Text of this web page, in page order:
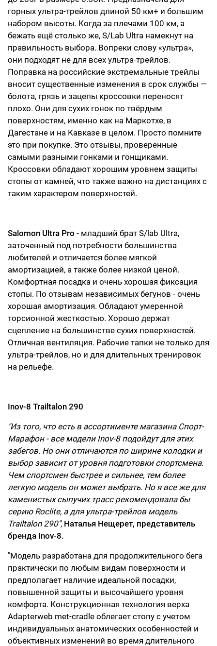
горных ультра-трейлов длиной 50 км+ и большим
набором высоты. Когда за плечами 100 км, а
бежать ещё столько же, S/Lab Ultra намекнут на
правильность выбора. Вопреки слову «ультра»,
они подходят не для всех ультра-трейлов.
Поправка на российские экстремальные трейлы
вносит существенные изменения в срок службы —
болота, грязь и зацепы кроссовки переносят
плохо. Они для сухих гонок по твёрдым
поверхностям, именно как на Маркотхе, в
Дагестане и на Кавказе в целом. Просто помните
это при покупке. Это отзывы, проверенные
самыми разными гонками и гонщиками.
Кроссовки обладают хорошим уровнем защиты
стопы от камней, что также важно на дистанциях с
таким характером поверхностей.
Salomon Ultra Pro - младший брат S/lab Ultra,
заточенный под потребности большинства
любителей и отличается более мягкой
амортизацией, а также более низкой ценой.
Комфортная посадка и очень хорошая фиксация
стопы. По отзывам независимых бегунов - очень
хорошая амортизация. Обладают умеренной
торсионной жесткостью. Хорошо держат
сцепление на большинстве сухих поверхностей.
Отличная вентиляция. Рабочие тапки не только для
ультра-трейлов, но и для длительных тренировок
на рельефе.
Inov-8 Trailtalon 290
"Из того, что есть в ассортименте магазина Спорт-
Марафон - все модели Inov-8подойдут для этих
забегов. Но они отличаются по ширине колодки и
выбор зависит от уровня подготовки спортсмена.
Чем спортсмен быстрее и сильнее, тем более
легкую модель он может выбрать. Но я все же для
каменистых сыпучих трасс рекомендовала бы
серию Roclite, а для ультра-трейлов модель
Trailtalon 290", Наталья Нещерет, представитель
бренда Inov-8.
"Модель разработана для продолжительного бега
практически по любым видам поверхности и
предполагает наличие идеальной посадки,
повышенной защиты и высочайшего уровня
комфорта. Конструкционная технология верха
Adapterweb met-cradle облегает стопу с учетом
индивидуальных анатомических особенностей и
объективных изменений во время длительного